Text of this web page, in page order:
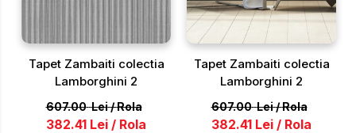
Tapet Zambaiti colectia
Lamborghini 2
607.00 Lei/Rola
382.41 Lei / Rola
Tapet Zambaiti colectia
Lamborghini 2
607.00 Lei/Rola
382.41 Lei / Rola